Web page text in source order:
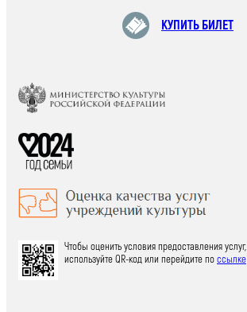
КУПИТЬ БИЛЕТ
Чтобы оценить условия предоставления услуг,
используйте QR-код или перейдите поссылке